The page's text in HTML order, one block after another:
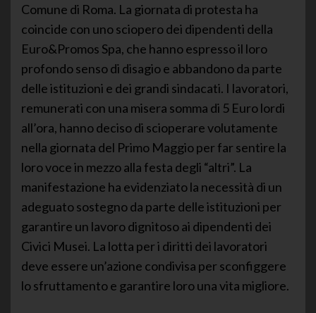
Comune di Roma. La giornata di protesta ha
coincide con uno sciopero dei dipendenti della
Euro&Promos Spa, che hanno espresso il loro
profondo senso di disagio e abbandono da parte
delle istituzioni e dei grandi sindacati. I lavoratori,
remunerati con una misera somma di 5 Euro lordi
all’ora, hanno deciso di scioperare volutamente
nella giornata del Primo Maggio per far sentire la
loro voce in mezzo alla festa degli “altri”. La
manifestazione ha evidenziato la necessità di un
adeguato sostegno da parte delle istituzioni per
garantire un lavoro dignitoso ai dipendenti dei
Civici Musei. La lotta per i diritti dei lavoratori
deve essere un’azione condivisa per sconfiggere
lo sfruttamento e garantire loro una vita migliore.